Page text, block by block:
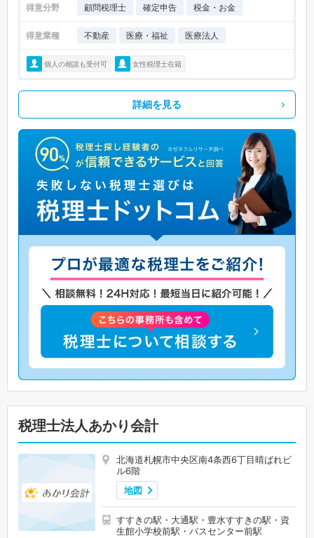
得意分野 顧問税理士 確定申告 税金・お金
得意業種 不動産 医療・福祉 医療法人
個人の相談も受付可 女性税理士在籍
詳細を見る
税理士法人あかり会計
北海道札幌市中央区南4条西6丁目晴ばれビ
ル6階
地図
すすきの駅・大通駅・豊水すすきの駅・資
生館小学校前駅・バスセンター前駅